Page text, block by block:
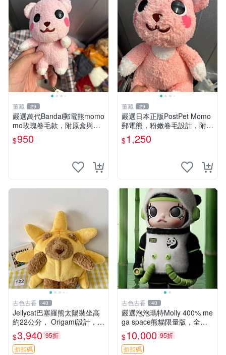
董藏 29
嚴選萬代Bandai郵電熊momo
mo玫瑰卷毛款，附原盒與吊
牌，粉嫩可愛入手即柔軟～
玫瑰卷毛 郵電熊 正品
$950
董藏 29
嚴選日本正版PostPet Momo
郵電熊，粉嫩卷毛設計，附原
裝包裝與吊牌，超Recomme
nded收藏品 1095 玩偶 包裝
$1,250
古色古香 40
Jellycat巴塞羅熊太陽裝坐高
約22公分， Origami設計，來
自越南。嚴選 Recommendat
ion！巴塞羅、 Origami熊、J
elly
$3,940 95折
折扣碼
古色古香 40
嚴選泡泡瑪特Molly 400% me
ga space熊貓限量版，全新
附原Packaging。拍下即視頻
確認。 泡泡瑪特 Molly 400%
熊貓 新
$10,000 95折
折扣碼